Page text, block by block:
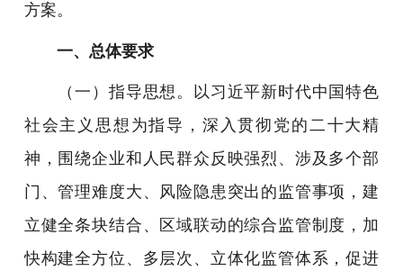
方案。
一、总体要求
（一）指导思想。以习近平新时代中国特色
社会主义思想为指导，深入贯彻党的二十大精
神，围绕企业和人民群众反映强烈、涉及多个部
门、管理难度大、风险隐患突出的监管事项，建
立健全条块结合、区域联动的综合监管制度，加
快构建全方位、多层次、立体化监管体系，促进